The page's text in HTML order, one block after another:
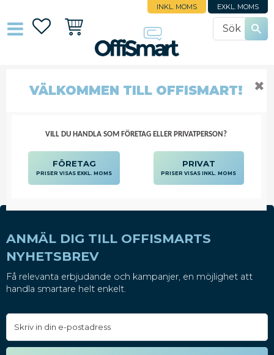
INKL. MOMS EXKL. MOMS
FavoriterKundvagn
SPIRALBLOCK
SPIRALBLOCK
ANMÄL DIG TILL OFFISMARTS
NYHETSBREV
Få relevanta erbjudande och kampanjer, en möjlighet att
handla smartare helt enkelt.
VÄLKOMMEN TILL OFFISMART!
VILL DU HANDLA SOM FÖRETAG ELLER PRIVATPERSON?
FÖRETAG
PRISER VISAS EXKL. MOMS
PRIVAT
PRISER VISAS INKL. MOMS
✖